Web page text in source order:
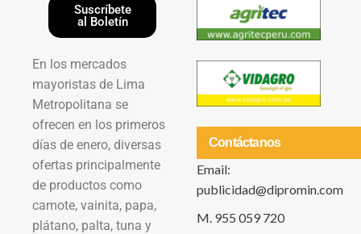
Suscríbete
al Boletín
En los mercados
mayoristas de Lima
Metropolitana se
ofrecen en los primeros
días de enero, diversas
ofertas principalmente
de productos como
camote, vainita, papa,
plátano, palta, tuna y
Contáctanos
Email:
publicidad@dipromin.com
M. 955 059 720